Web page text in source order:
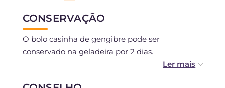
CONSERVAÇÃO
O bolo casinha de gengibre pode ser
conservado na geladeira por 2 dias.